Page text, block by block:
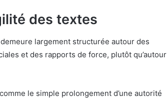
des textes
largement structurée autour des
et des rapports de force, plutôt qu’autour
le simple prolongement d’une autorité